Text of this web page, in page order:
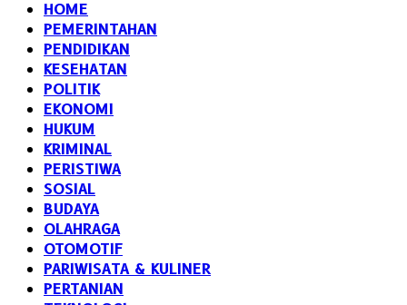
HOME
PEMERINTAHAN
PENDIDIKAN
KESEHATAN
POLITIK
EKONOMI
HUKUM
KRIMINAL
PERISTIWA
SOSIAL
BUDAYA
OLAHRAGA
OTOMOTIF
PARIWISATA & KULINER
PERTANIAN